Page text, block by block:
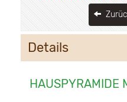
Details
HAUSPYRAMIDE